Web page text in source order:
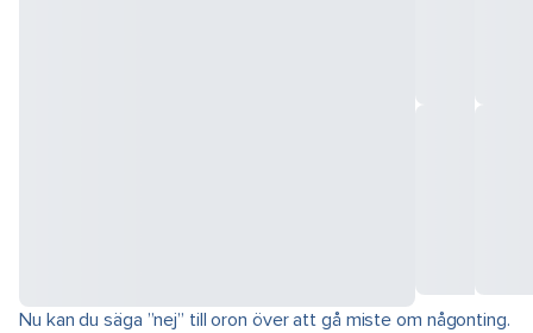
Nu kan du säga ”nej” till oron över att gå miste om någonting.